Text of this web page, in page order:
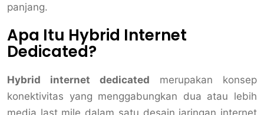
panjang.
Apa Itu Hybrid Internet
Dedicated?
Hybrid internet dedicated merupakan konsep
konektivitas yang menggabungkan dua atau lebih
media last mile dalam satu desain jaringan internet